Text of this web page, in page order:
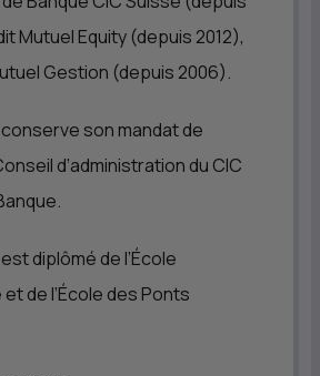
Mutuel Equity (depuis 2012),
Gestion (depuis 2006).
conserve son mandat de
d’administration du CIC
diplômé de l’École
de l’École des Ponts